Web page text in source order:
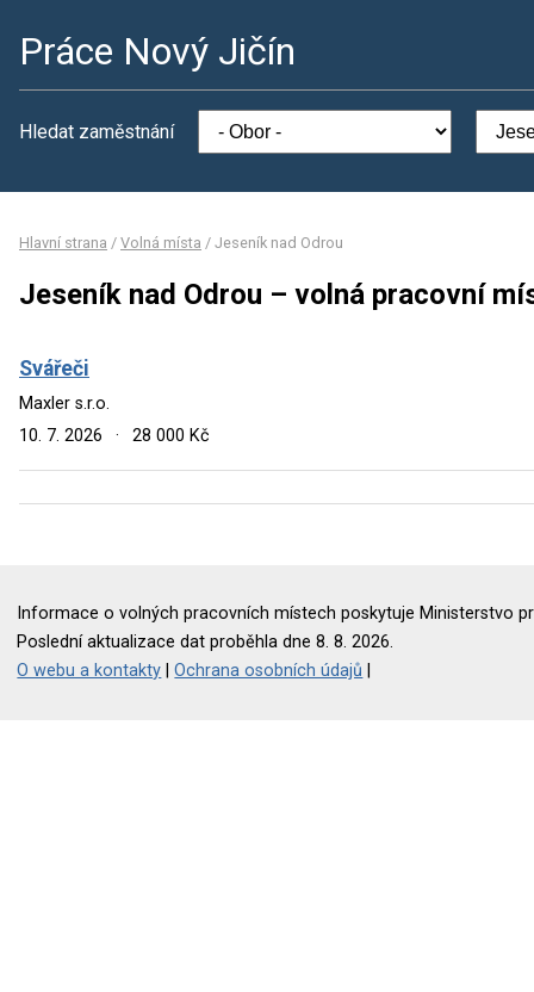
Práce Nový Jičín
Hledat zaměstnání
Hlavní strana / Volná místa / Jeseník nad Odrou
Jeseník nad Odrou – volná pracovní
Svářeči
Maxler s.r.o.
10. 7. 2026
· 28 000 Kč
Informace o volných pracovních místech poskytuje Ministerstvo
Poslední aktualizace dat proběhla dne 8. 8. 2026.
O webu a kontakty |Ochrana osobních údajů